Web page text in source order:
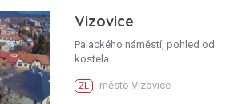
Vizovice
Palackého náměstí, pohled od
kostela
ZL město Vizovice